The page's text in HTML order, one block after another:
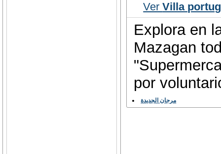
VerVilla
Explora en
Mazagan
por
مرجان الجديدة